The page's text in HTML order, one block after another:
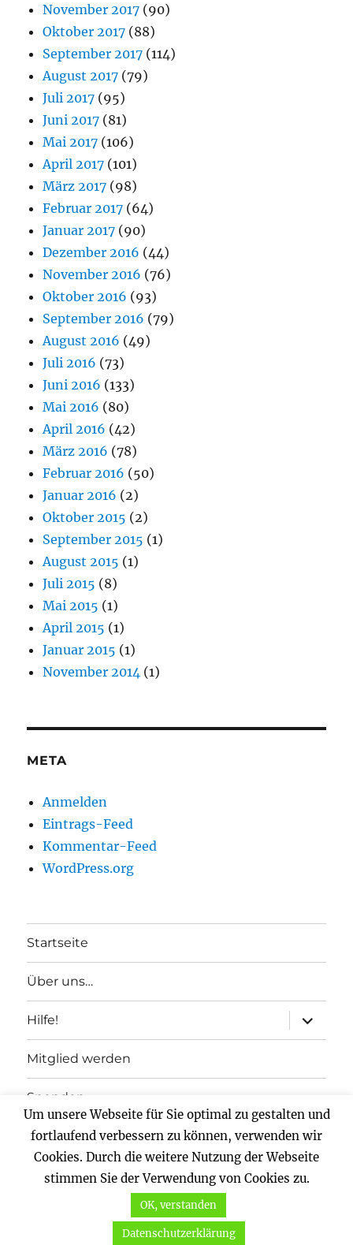
November 2017 (90)
Oktober 2017 (88)
September 2017 (114)
August 2017 (79)
Juli 2017 (95)
Juni 2017 (81)
Mai 2017 (106)
April 2017 (101)
März 2017 (98)
Februar 2017 (64)
Januar 2017 (90)
Dezember 2016 (44)
November 2016 (76)
Oktober 2016 (93)
September 2016 (79)
August 2016 (49)
Juli 2016 (73)
Juni 2016 (133)
Mai 2016 (80)
April 2016 (42)
März 2016 (78)
Februar 2016 (50)
Januar 2016 (2)
Oktober 2015 (2)
September 2015 (1)
August 2015 (1)
Juli 2015 (8)
Mai 2015 (1)
April 2015 (1)
Januar 2015 (1)
November 2014 (1)
META
Anmelden
Eintrags-Feed
Kommentar-Feed
WordPress.org
Startseite
Über uns…
Hilfe!
anzeigen
Mitglied werden
Spenden
Impressum
Datenschutz
Mit Stolz präsentiert von WordPress
Um unsere Webseite für Sie optimal zu gestalten und
fortlaufend verbessern zu können, verwenden wir
Cookies. Durch die weitere Nutzung der Webseite
stimmen Sie der Verwendung von Cookies zu.
OK, verstanden
Datenschutzerklärung